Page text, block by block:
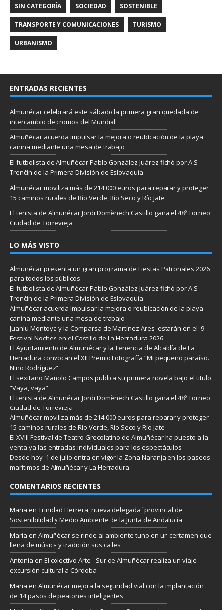
SIN CATEGORÍA SOCIEDAD SOSTENIBLE
TRANSPORTE Y COMUNICACIONES TURISMO
URBANISMO
ENTRADAS RECIENTES
Almuñécar celebrará este sábado la primera gran quedada de
intercambio de cromos del Mundial
Almuñécar acuerda impulsar la mejora o reubicación de la playa
canina mediante una mesa de trabajo
El futbolista de Almuñécar Pablo González Juárez fichó por A S
Trenčín de la Primera División de Eslovaquia
Almuñécar moviliza más de 214.000 euros para reparar y proteger
15 caminos rurales de Río Verde, Río Seco y Río Jate
El tenista de Almuñécar Jordi Domènech Castillo gana el 48º Torneo
Ciudad de Torrevieja
LO MÁS VISTO
Almuñécar presenta un gran programa de Fiestas Patronales 2026
para todos los públicos
El futbolista de Almuñécar Pablo González Juárez fichó por A S
Trenčín de la Primera División de Eslovaquia
Almuñécar acuerda impulsar la mejora o reubicación de la playa
canina mediante una mesa de trabajo
Juanlu Montoya y la Comparsa de Martínez Ares estarán en el 9
Festival Noches en el Castillo de La Herradura 2026
El Ayuntamiento de Almuñécar y la Tenencia de Alcaldía de La
Herradura convocan el XII Premio Fotografía “Mi pequeño paraíso.
Nino Rodríguez”
El sexitano Manolo Campos publica su primera novela bajo el titulo
“Vaya, vaya”
El tenista de Almuñécar Jordi Domènech Castillo gana el 48º Torneo
Ciudad de Torrevieja
Almuñécar moviliza más de 214.000 euros para reparar y proteger
15 caminos rurales de Río Verde, Río Seco y Río Jate
El XVIII Festival de Teatro Grecolatino de Almuñécar ha puesto a la
venta ya las entradas individuales para los espectáculos
Desde hoy 1 de julio entra en vigor la Zona Naranja en los paseos
marítimos de Almuñécar y La Herradura
COMENTARIOS RECIENTES
Maria en Trinidad Herrera, nueva delegada `provincial de
Sostenibilidad y Medio Ambiente de la Junta de Andalucía
Maria en Almuñécar se rinde al ambiente tuno en un certamen que
llena de música y tradición sus calles
Antonia en El colectivo Arte –Sur de Almuñécar realiza un viaje-
excursión cultural a Córdoba
Maria en Almuñécar mejora la seguridad vial con la implantación
de 14 pasos de peatones inteligentes